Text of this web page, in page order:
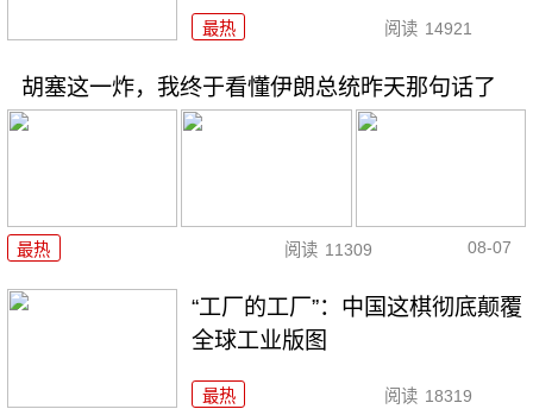
最热 阅读 14921
胡塞这一炸，我终于看懂伊朗总统昨天那句话了
最热 阅读 11309 08-07
“工厂的工厂”：中国这棋彻底颠覆
全球工业版图
最热 阅读 18319